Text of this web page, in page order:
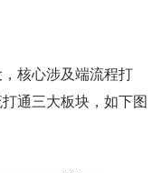
核心涉及端流程打
通三大板块，如下图